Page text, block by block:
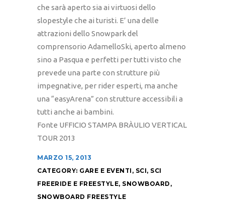
che sarà aperto sia ai virtuosi dello
slopestyle che ai turisti. E’ una delle
attrazioni dello Snowpark del
comprensorio AdamelloSki, aperto almeno
sino a Pasqua e perfetti per tutti visto che
prevede una parte con strutture più
impegnative, per rider esperti, ma anche
una “easyArena” con strutture accessibili a
tutti anche ai bambini.
Fonte UFFICIO STAMPA BRÀULIO VERTICAL
TOUR 2013
MARZO 15, 2013
CATEGORY: GARE E EVENTI , SCI, SCI
FREERIDE E FREESTYLE, SNOWBOARD ,
SNOWBOARD FREESTYLE